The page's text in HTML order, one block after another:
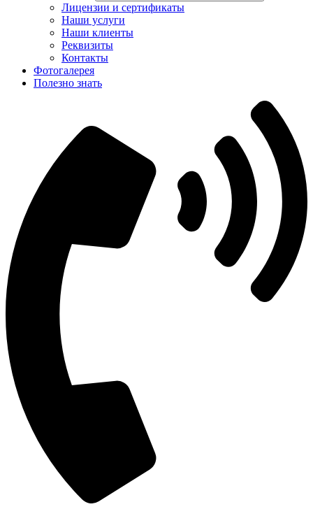
Лицензии и сертификаты
Наши услуги
Наши клиенты
Реквизиты
Контакты
Фотогалерея
Полезно знать